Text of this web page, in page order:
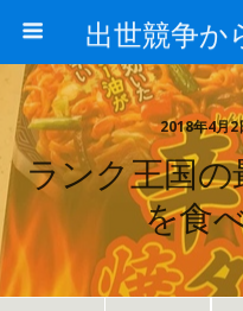
2018年4月
ランク王国
を食